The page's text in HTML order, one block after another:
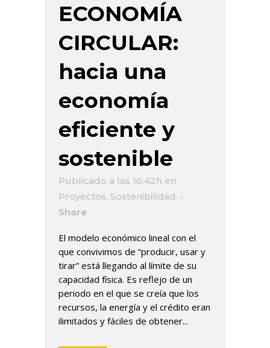
ECONOMÍA
CIRCULAR:
hacia una
economía
eficiente y
sostenible
Publicado a las 16:42h en
Proyectos, Sostenibilidad
Share
El modelo económico lineal con el
que convivimos de “producir, usar y
tirar” está llegando al límite de su
capacidad física. Es reflejo de un
periodo en el que se creía que los
recursos, la energía y el crédito eran
ilimitados y fáciles de obtener...